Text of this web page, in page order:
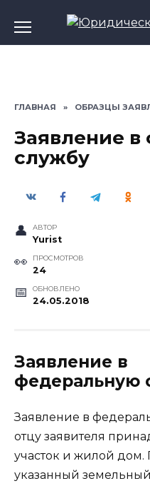
содержанию
ГЛАВНАЯ » ОБРАЗЦЫ
Заявление
службу
АВТОР
Yurist
ПРОСМОТРОВ
24
ОБНОВЛЕНО
24.05.2018
Заявление в
федеральную
Заявление в
отцу заявителя
участок и жилой дом.
указанный